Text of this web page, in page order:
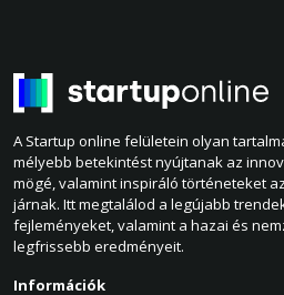
A Startup online felületein olyan
mélyebb betekintést nyújtanak az
mögé, valamint inspiráló történeteket
járnak. Itt megtalálod a legújabb
fejleményeket, valamint a hazai és
legfrissebb eredményeit.
Információk